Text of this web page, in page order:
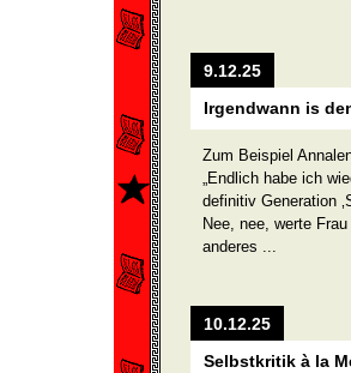
9.12.25
Irgendwann is
Zum Beispiel
„Endlich habe ich
definitiv Generation
Nee, nee, werte
anderes ...
10.12.25
Selbstkritik à la